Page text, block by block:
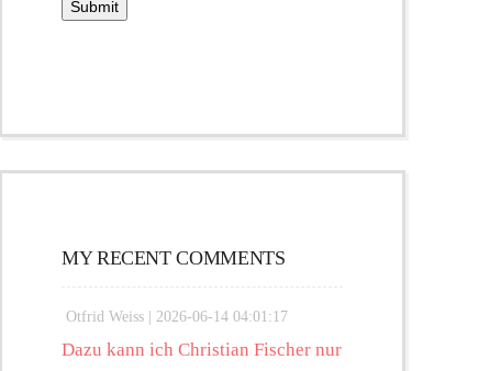
MY RECENT COMMENTS
Otfrid Weiss | 2026-06-14 04:01:17
Dazu kann ich Christian Fischer nur